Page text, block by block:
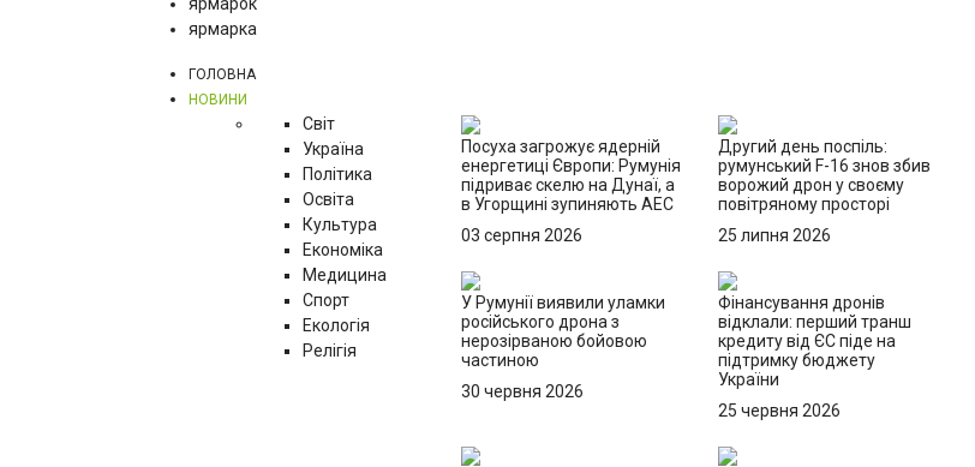
ярмарка
ГОЛОВНА
НОВИНИ
Світ
Україна
Політика
Освіта
Культура
Економіка
Медицина
Спорт
Екологія
Релігія
Посуха загрожує ядерній
енергетиці Європи: Румунія
підриває скелю на Дунаї, а
в Угорщині зупиняють АЕС
03 серпня 2026
Другий день поспіль:
румунський F-16 знов збив
ворожий дрон у своєму
повітряному просторі
25 липня 2026
У Румунії виявили уламки
російського дрона з
нерозірваною бойовою
частиною
30 червня 2026
Фінансування дронів
відклали: перший транш
кредиту від ЄС піде на
підтримку бюджету
України
25 червня 2026